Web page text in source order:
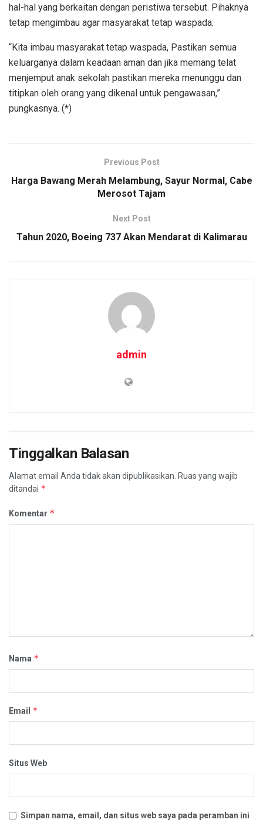
hal-hal yang berkaitan dengan peristiwa tersebut. Pihaknya
tetap mengimbau agar masyarakat tetap waspada.
“Kita imbau masyarakat tetap waspada, Pastikan semua
keluarganya dalam keadaan aman dan jika memang telat
menjemput anak sekolah pastikan mereka menunggu dan
titipkan oleh orang yang dikenal untuk pengawasan,”
pungkasnya. (*)
Previous Post
Harga Bawang Merah Melambung, Sayur Normal, Cabe
Merosot Tajam
Next Post
Tahun 2020, Boeing 737 Akan Mendarat di Kalimarau
admin
Tinggalkan Balasan
Alamat email Anda tidak akan dipublikasikan. Ruas yang wajib
ditandai *
Komentar *
Nama *
Email *
Situs Web
Simpan nama, email, dan situs web saya pada peramban ini